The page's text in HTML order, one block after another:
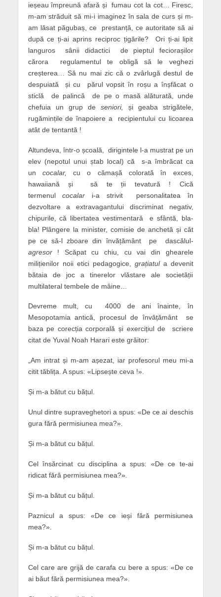
ieșeau împreună afară și fumau cot la cot… Firesc,
m-am străduit să mi-i imaginez în sala de curs și m-
am lăsat păgubaș, ce prestanță, ce autoritate să ai
după ce ți-ai aprins reciproc țigările? Ori ți-ai lipit
languros sânii didactici de pieptul feciorașilor
cărora regulamentul te obligă să le veghezi
creșterea… Să nu mai zic că o zvârlugă destul de
despuiată și cu părul vopsit în roșu a înșfăcat o
sticlă de palincă de pe o masă alăturată, unde
chefuia un grup de seniori,
și geaba strigătele,
rugămințile de înapoiere a recipientului cu licoarea
atât de tentantă !
Altundeva, într-o școală, dirigintele l-a mustrat pe un
elev (nepotul unui ștab local) că s-a îmbrăcat ca
un cocalar,
cu o cămașă colorată în exces,
hawaiiană și să te ții tevatură ! Cică
termenulcocalar i-a strivit personalitatea în
dezvoltare a extravagantului discriminat negativ,
chipurile, că libertatea vestimentară e sfântă, bla-
bla! Plângere la minister, comisie de anchetă și cât
pe ce să-l zboare din învățământ pe dascălul-
agresor ! Scăpat cu chiu, cu vai din ghearele
milițienilor noii etici pedagogice, grațiatula devenit
bătaia de joc a tinerelor vlăstare ale societății
multilateral tembele de mâine…
Devreme mult, cu 4000 de ani înainte, în
Mesopotamia antică, procesul de învățământ se
baza pe corecția corporală și exercițiul de scriere
citat de Yuval Noah Harari este grăitor:
„Am intrat și m-am așezat, iar profesorul meu mi-a
citit tăblița. A spus: «Lipsește ceva !».
Și m-a bătut cu bățul.
Unul dintre supraveghetori a spus: «De ce ai deschis
gura fără permisiunea mea?».
Și m-a bătut cu bățul.
Cel însărcinat cu disciplina a spus: «De ce te-ai
ridicat fără permisiunea mea?».
Și m-a bătut cu bățul.
Paznicul a spus: «De ce ieși fără permisiunea
mea?».
Și m-a bătut cu bățul.
Cel care are grijă de carafa cu bere a spus: «De ce
ai băut fără permisiunea mea?».